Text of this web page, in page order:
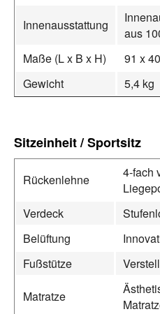
Innenausstattung
aus
Maße (L x B x H)
91 x
Gewicht
5,4 kg
Sitzeinheit / Sportsitz
Rückenlehne
4‑fach
Verdeck
Belüftung
Fußstütze
Matratze